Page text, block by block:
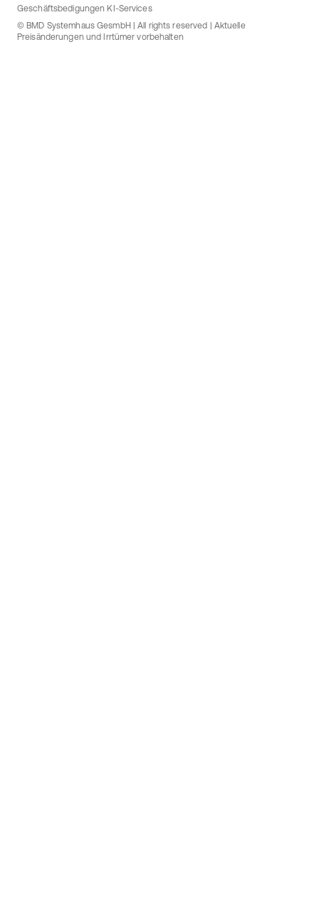
Geschäftsbedigungen KI-Services
© BMD Systemhaus GesmbH | All rights reserved | Aktuelle
Preisänderungen und Irrtümer vorbehalten